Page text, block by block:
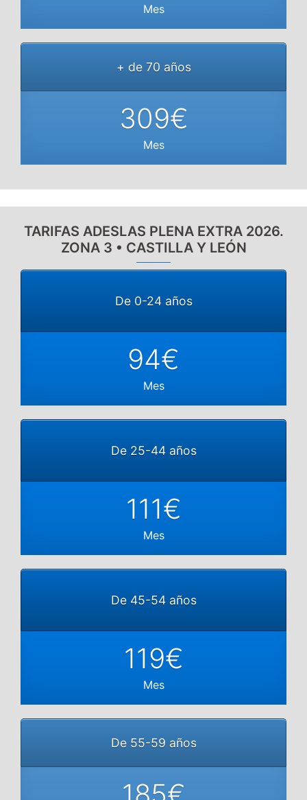
Mes
+ de 70 años
309€
Mes
TARIFAS ADESLAS PLENA EXTRA 2026.
ZONA 3 • CASTILLA Y LEÓN
De 0-24 años
94€
Mes
De 25-44 años
111€
Mes
De 45-54 años
119€
Mes
De 55-59 años